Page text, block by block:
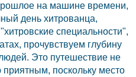
на машине времени,
день хитрованца,
специальности",
прочувствуем глубину
Это путешествие не
поскольку место